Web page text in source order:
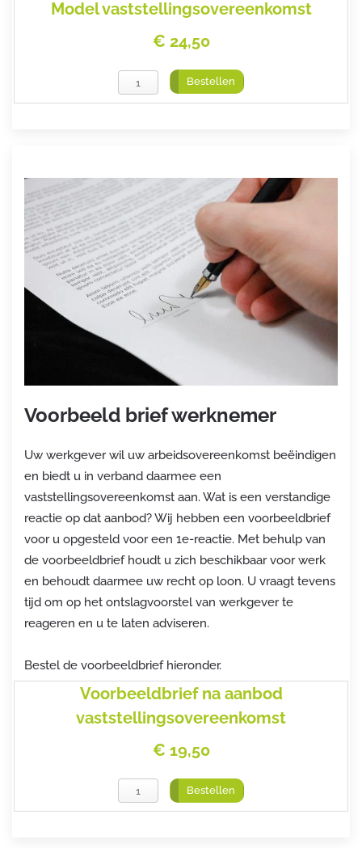
Model vaststellingsovereenkomst
€ 24,50
Bestellen
Voorbeeld brief werknemer
Uw werkgever wil uw arbeidsovereenkomst beëindigen
en biedt u in verband daarmee een
vaststellingsovereenkomst aan. Wat is een verstandige
reactie op dat aanbod? Wij hebben een voorbeeldbrief
voor u opgesteld voor een 1e-reactie. Met behulp van
de voorbeeldbrief houdt u zich beschikbaar voor werk
en behoudt daarmee uw recht op loon. U vraagt tevens
tijd om op het ontslagvoorstel van werkgever te
reageren en u te laten adviseren.
Bestel de voorbeeldbrief hieronder.
Voorbeeldbrief na aanbod
vaststellingsovereenkomst
€ 19,50
Bestellen